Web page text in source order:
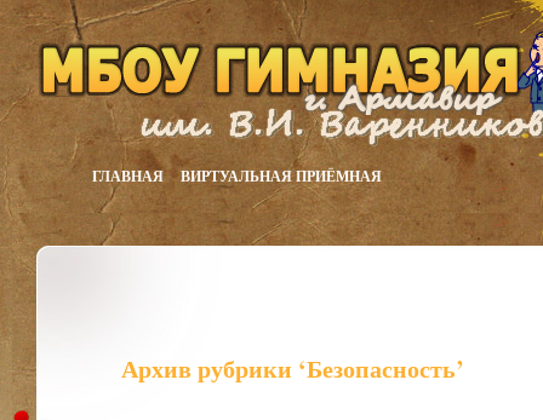
ГЛАВНАЯ ВИРТУАЛЬНАЯ ПРИЁМНАЯ
Архив рубрики ‘Безопасность’